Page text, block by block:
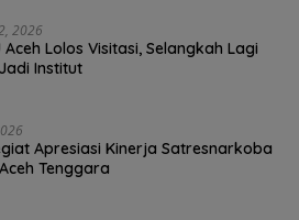
2026
Aceh Lolos Visitasi, Selangkah Lagi
Institut
Apresiasi Kinerja Satresnarkoba
Tenggara